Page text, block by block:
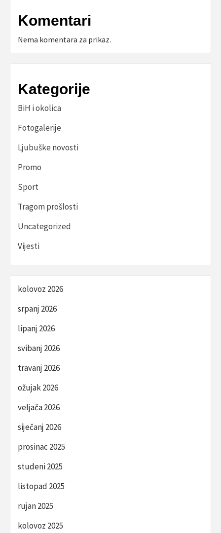
Komentari
Nema komentara za prikaz.
Kategorije
BiH i okolica
Fotogalerije
Ljubuške novosti
Promo
Sport
Tragom prošlosti
Uncategorized
Vijesti
kolovoz 2026
srpanj 2026
lipanj 2026
svibanj 2026
travanj 2026
ožujak 2026
veljača 2026
siječanj 2026
prosinac 2025
studeni 2025
listopad 2025
rujan 2025
kolovoz 2025